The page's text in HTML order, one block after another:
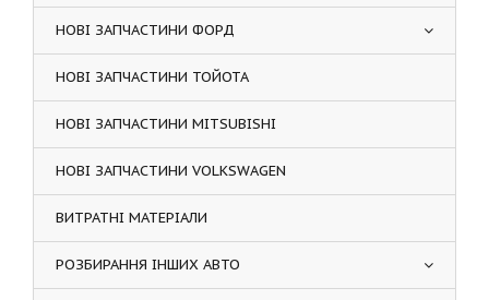
НОВІ ЗАПЧАСТИНИ ФОРД
НОВІ ЗАПЧАСТИНИ ТОЙОТА
НОВІ ЗАПЧАСТИНИ MITSUBISHI
НОВІ ЗАПЧАСТИНИ VOLKSWAGEN
ВИТРАТНІ МАТЕРІАЛИ
РОЗБИРАННЯ ІНШИХ АВТО